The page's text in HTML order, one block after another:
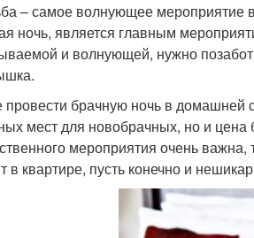
– самое волнующее мероприятие
ночь, является главным
и волнующей, нужно
брачную ночь в домашней
мест для новобрачных, но и
мероприятия очень
в квартире, пусть конечно и